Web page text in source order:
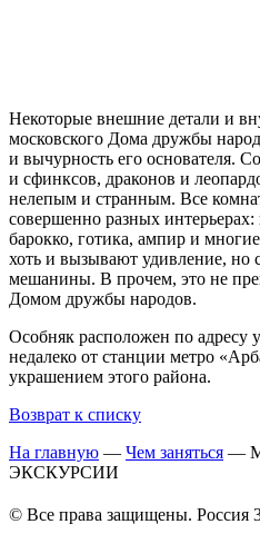
Некоторые внешние детали и
московского Дома дружбы
и вычурность его основателя.
и сфинксов, драконов и
нелепым и странным. Все
совершенно разных интерьерах:
барокко, готика, ампир и
хоть и вызывают удивление, но
мешанины. В прочем, это не
Домом дружбы народов.
Особняк расположен по адресу
недалеко от станции метро
украшением этого района.
Возврат к списку
На главную — Чем заняться —
ЭКСКУРСИИ
© Все права защищены. Россия